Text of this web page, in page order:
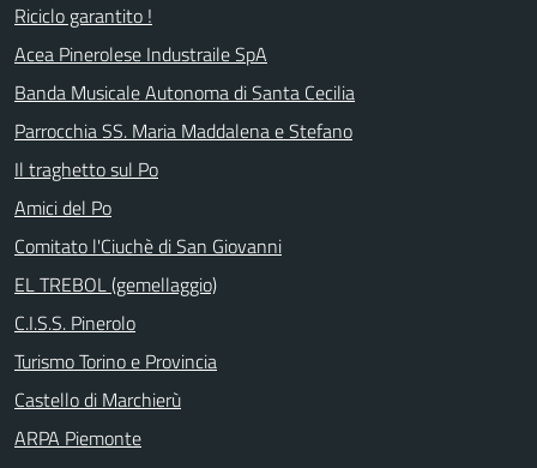
Riciclo garantito !
Acea Pinerolese Industraile SpA
Banda Musicale Autonoma di Santa Cecilia
Parrocchia SS. Maria Maddalena e Stefano
Il traghetto sul Po
Amici del Po
Comitato l'Ciuchè di San Giovanni
EL TREBOL (gemellaggio)
C.I.S.S. Pinerolo
Turismo Torino e Provincia
Castello di Marchierù
ARPA Piemonte